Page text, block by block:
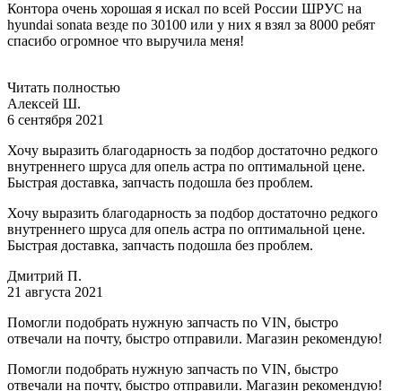
Контора очень хорошая я искал по всей России ШРУС на
hyundai sonata везде по 30100 или у них я взял за 8000 ребят
спасибо огромное что выручила меня!
Читать полностью
Алексей Ш.
6 сентября 2021
Хочу выразить благодарность за подбор достаточно редкого
внутреннего шруса для опель астра по оптимальной цене.
Быстрая доставка, запчасть подошла без проблем.
Хочу выразить благодарность за подбор достаточно редкого
внутреннего шруса для опель астра по оптимальной цене.
Быстрая доставка, запчасть подошла без проблем.
Дмитрий П.
21 августа 2021
Помогли подобрать нужную запчасть по VIN, быстро
отвечали на почту, быстро отправили. Магазин рекомендую!
Помогли подобрать нужную запчасть по VIN, быстро
отвечали на почту, быстро отправили. Магазин рекомендую!